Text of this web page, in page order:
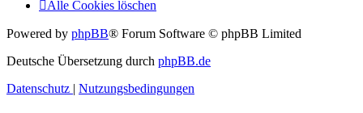
Alle Cookies löschen
Powered by phpBB® Forum Software © phpBB Limited
Deutsche Übersetzung durch phpBB.de
Datenschutz | Nutzungsbedingungen